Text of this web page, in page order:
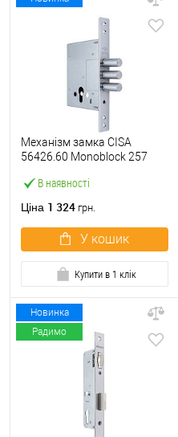
В наявності
Механізм замка CISA
56426.60 Monoblock 257
Ціна 1 324 грн.
У кошик
Купити в 1 клік
Новинка
Радимо